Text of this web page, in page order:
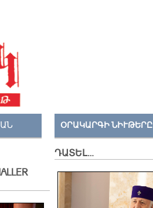
ՕՐԱԿԱՐԳԻ ՆԻՒԹԵՐԸ
ԴԱՏԵԼ…